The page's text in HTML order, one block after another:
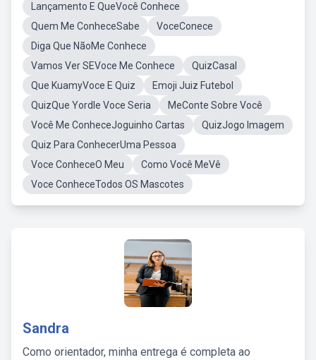
Lançamento E QueVocê Conhece
Quem Me ConheceSabe
VoceConece
Diga Que NãoMe Conhece
Vamos Ver SEVoce Me Conhece
QuizCasal
Que KuamyVoce E Quiz
Emoji Juiz Futebol
QuizQue Yordle Voce Seria
MeConte Sobre Você
Você Me ConheceJoguinho Cartas
QuizJogo Imagem
Quiz Para ConhecerUma Pessoa
Voce ConheceO Meu
Como Você MeVê
Voce ConheceTodos OS Mascotes
Sandra
Como orientador, minha entrega é completa ao